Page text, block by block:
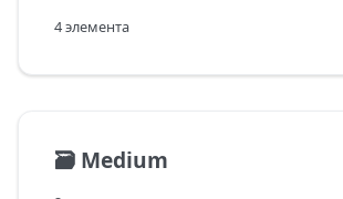
4 элемента
🗃️ Medium